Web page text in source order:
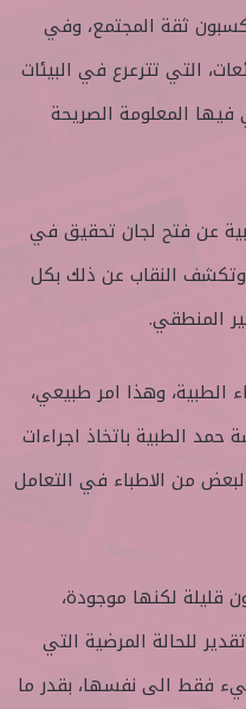
ثقة المجتمع، وفي
التي تترعرع في البيئات
المعلومة الصريحة
عن فتح لجان تحقيق في
وتكشف النقاب عن ذلك بكل
المنطقي.
الطبية، وهذا امر طبيعي،
حمد الطبية باتخاذ اجراءات
من الاطباء في التعامل
قليلة لكنها موجودة،
للحالة المرضية التي
فقط الى نفسها، بقدر ما